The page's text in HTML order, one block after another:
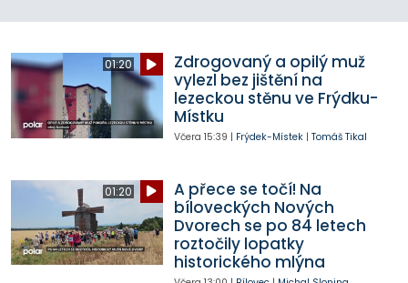
01:20
Zdrogovaný a opilý muž
vylezl bez jištění na
lezeckou stěnu ve Frýdku-
Místku
Včera 15:39 | Frýdek-Místek| Tomáš Tikal
01:20
A přece se točí! Na
bíloveckých Nových
Dvorech se po 84 letech
roztočily lopatky
historického mlýna